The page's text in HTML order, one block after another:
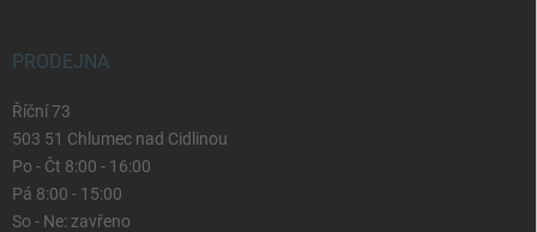
PRODEJNA
Říční 73
503 51 Chlumec nad Cidlinou
Po - Čt 8:00 - 16:00
Pá 8:00 - 15:00
So - Ne: zavřeno